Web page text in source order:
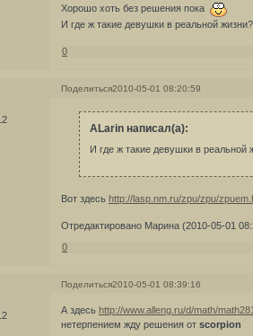
Хорошо хоть без решения пока
И где ж такие девушки в реальной
0
Поделиться2010-05-01 08:20:59
ALarin написал(а):
И где ж такие девушки в реальной
Вот здесьhttp://lasp.nm.ru/zpu/zpu/
Отредактировано Марина (2010-05-01
0
Поделиться2010-05-01 08:39:16
А здесьhttp://www.alleng.ru/d/math/
нетерпением жду решения отscorpion